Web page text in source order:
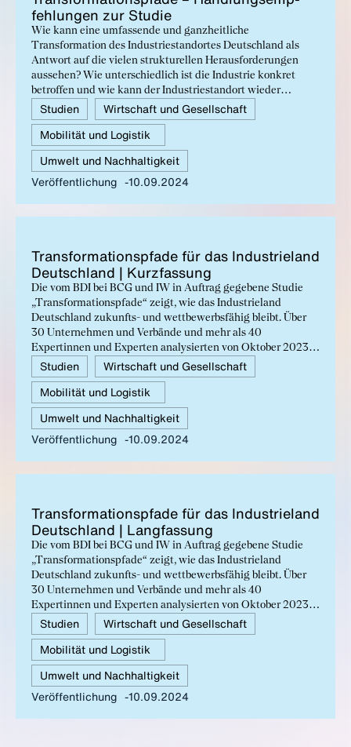
feh­lun­gen zur Stu­die
Wie kann eine umfassende und ganzheitliche
Transformation des Industriestandortes Deutschland als
Antwort auf die vielen strukturellen Herausforderungen
aussehen? Wie unterschiedlich ist die Industrie konkret
betroffen und wie kann der Industriestandort wieder
langfristig wetterfest gemacht werden, um Anschluss an die
Wachstumsdynamik anderer großer Volkswirtschaften zu
finden? Diesen Fragen beantwortet die Studie
„Transformationspfade für das Industrieland Deutschland“,
die wir bei BCG und dem IW in Auftrag gaben. Die
vorliegenden BDI-Handlungsempfehlungen ergänzen diese
Studien
Wirtschaft und Gesellschaft
Mobilität und Logistik
Umwelt und Nachhaltigkeit
Veröffentlichung
10.09.2024
Trans­for­ma­ti­ons­pfa­de für das In­dus­trie­land
Deutsch­land | Kurz­fas­sung
Die vom BDI bei BCG und IW in Auftrag gegebene Studie
„Transformationspfade“ zeigt, wie das Industrieland
Deutschland zukunfts- und wettbewerbsfähig bleibt. Über
30 Unternehmen und Verbände und mehr als 40
Expertinnen und Experten analysierten von Oktober 2023
bis September 2024 die Standortbedingungen für die
Industrie und industrienahe Dienstleistungen. Jetzt die
Studie lesen!
Studien
Wirtschaft und Gesellschaft
Mobilität und Logistik
Umwelt und Nachhaltigkeit
Veröffentlichung
10.09.2024
Trans­for­ma­ti­ons­pfa­de für das In­dus­trie­land
Deutsch­land | Lang­fas­sung
Die vom BDI bei BCG und IW in Auftrag gegebene Studie
„Transformationspfade“ zeigt, wie das Industrieland
Deutschland zukunfts- und wettbewerbsfähig bleibt. Über
30 Unternehmen und Verbände und mehr als 40
Expertinnen und Experten analysierten von Oktober 2023
bis September 2024 die Standortbedingungen für die
Industrie und industrienahe Dienstleistungen. Jetzt die
Studie lesen!
Studien
Wirtschaft und Gesellschaft
Mobilität und Logistik
Umwelt und Nachhaltigkeit
Veröffentlichung
10.09.2024